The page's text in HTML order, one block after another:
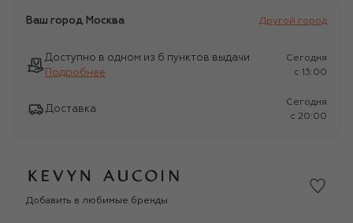
Ваш город Москва Другой город
Доступно в одном из 6 пунктов выдачи
Подробнее
Сегодня
c 13:00
Доставка
Сегодня
c 20:00
Добавить в любимые бренды